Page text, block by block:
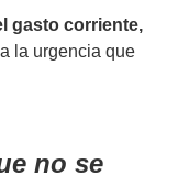
gasto corriente,
la urgencia que
no se